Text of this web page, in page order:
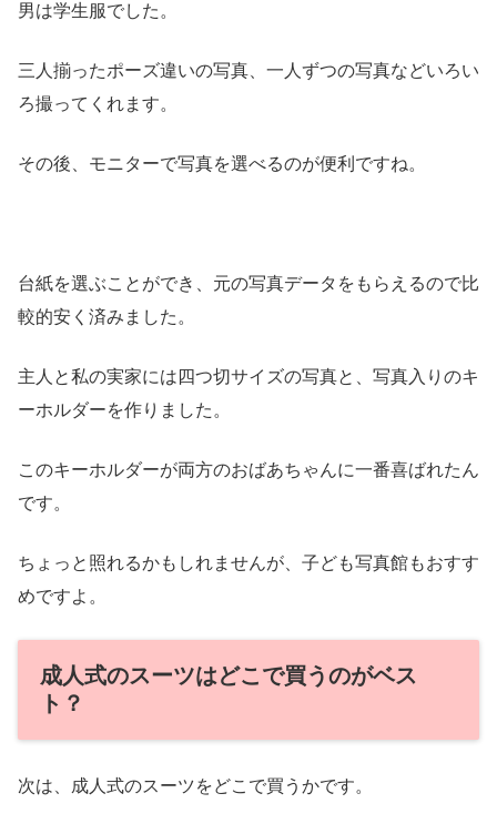
男は学生服でした。
三人揃ったポーズ違いの写真、一人ずつの写真などいろい
ろ撮ってくれます。
その後、モニターで写真を選べるのが便利ですね。
台紙を選ぶことができ、元の写真データをもらえるので比
較的安く済みました。
主人と私の実家には四つ切サイズの写真と、写真入りのキ
ーホルダーを作りました。
このキーホルダーが両方のおばあちゃんに一番喜ばれたん
です。
ちょっと照れるかもしれませんが、子ども写真館もおすす
めですよ。
成人式のスーツはどこで買うのがベス
ト？
次は、成人式のスーツをどこで買うかです。